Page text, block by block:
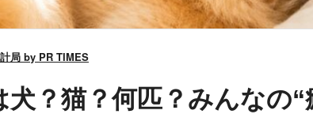
局 by PR TIMES
犬？猫？何匹？みんなの“